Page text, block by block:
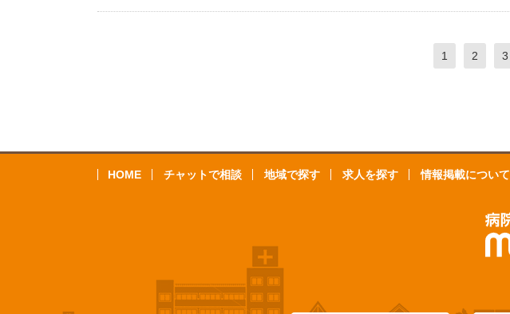
1 2 3
HOME チャットで相談 地域で探す 求人を探す 情報掲載について